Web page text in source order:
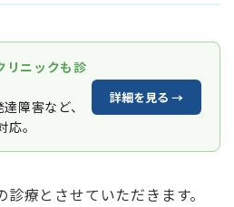
リニックも診
障害など、
。
詳細を見る →
療とさせていただきます。